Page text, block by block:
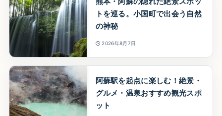
トを巡る。小国町で出会う自然
の神秘
2026年8月7日
阿蘇駅を起点に楽しむ！絶景・
グルメ・温泉おすすめ観光スポ
ット